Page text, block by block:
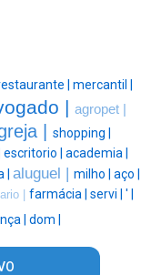
| mercantil |
| agropet |
| shopping |
escritorio | academia |
| aluguel | milho | aço |
| farmácia | servi | ' |
| dom |